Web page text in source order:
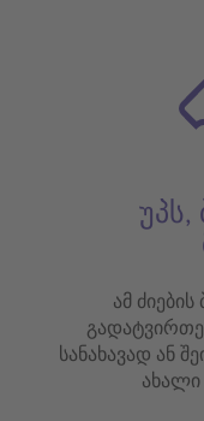
ამ
სანახავად ან
ახალი